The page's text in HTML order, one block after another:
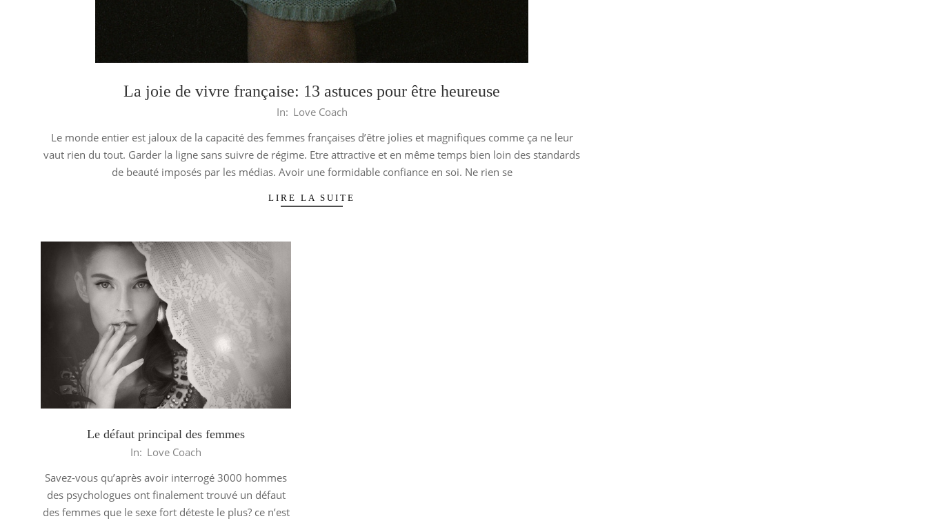
La joie de vivre française: 13 astuces pour être heureuse
28
In: Love Coach
Le monde entier est jaloux de la capacité des femmes françaises d’être jolies et magnifiques comme ça ne leur
vaut rien du tout. Garder la ligne sans suivre de régime. Etre attractive et en même temps bien loin des standards
de beauté imposés par les médias. Avoir une formidable confiance en soi. Ne rien se
LIRE LA SUITE
Le défaut principal des femmes
18
In: Love Coach
Savez-vous qu’après avoir interrogé 3000 hommes
des psychologues ont finalement trouvé un défaut
des femmes que le sexe fort déteste le plus? ce n’est